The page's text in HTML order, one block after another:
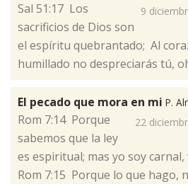
9
​Sal 51:17 Los
sacrificios de Dios son
el espíritu quebrantado; Al
humillado no despreciarás tú,
El pecado que mora en mi P.
22
​Rom 7:14 Porque
sabemos que la ley
es espiritual; mas yo soy carnal,
Rom 7:15 Porque lo que hago,